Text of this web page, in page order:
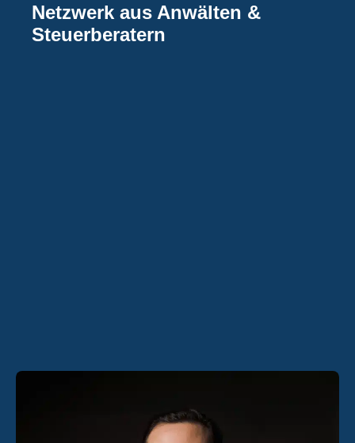
Netzwerk aus Anwälten &
Steuerberatern